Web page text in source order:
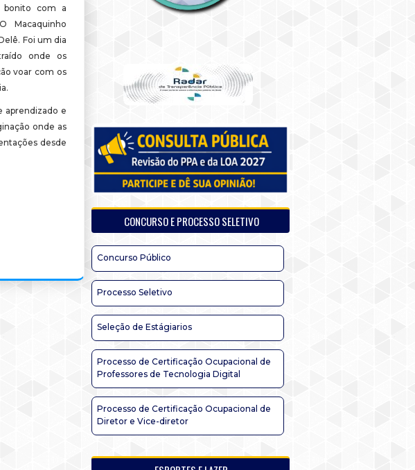
bonito com a
Macaquinho
Foi um dia
onde os
voar com os
aprendizado e
onde as
desde
CONCURSO E PROCESSO SELETIVO
Concurso Público
Processo Seletivo
Seleção de Estágiarios
Processo de Certificação Ocupacional de
Professores de Tecnologia Digital
Processo de Certificação Ocupacional de
Diretor e Vice-diretor